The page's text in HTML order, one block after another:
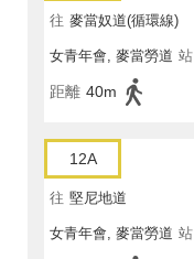
往 麥當奴道(循環線)
女青年會, 麥當勞道 站
距離 40m
12A
往 堅尼地道
女青年會, 麥當勞道 站